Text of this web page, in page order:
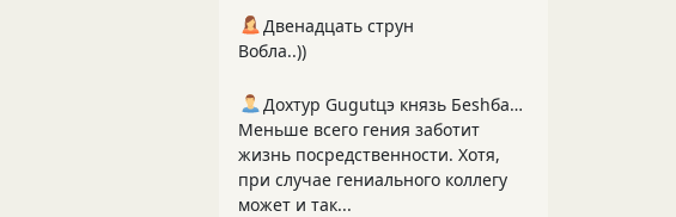
Двенадцать струн
Вобла..))
Дохтур Gugutцэ князь Беshбармакоff
Меньше всего гения заботит
жизнь посредственности. Хотя,
при случае гениального коллегу
может и так...